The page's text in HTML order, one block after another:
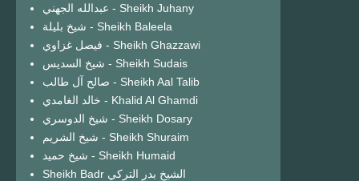
عبدالله الجهني - Sheikh Juhany
شيخ بليلة - Sheikh Baleela
فيصل غزاوي - Sheikh Ghazzawi
شيخ السديس - Sheikh Sudais
صالح آل طالب - Sheikh Aal Talib
خالد الغامدي - Khalid Al Ghamdi
شيخ الدوسري - Sheikh Dosary
شيخ الشريم - Sheikh Shuraim
شيخ حميد - Sheikh Humaid
Sheikh Badr الشيخ بدر التركي